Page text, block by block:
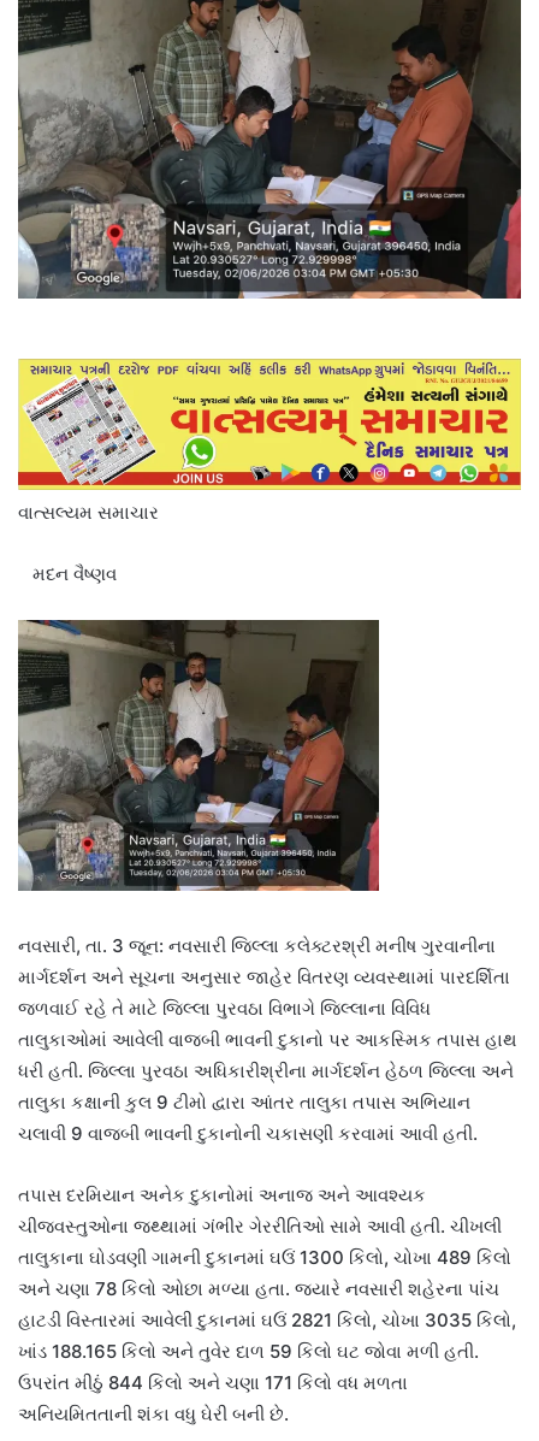
વાત્સલ્યમ સમાચાર
મદન વૈષ્ણવ
નવસારી, તા. 3 જૂન: નવસારી જિલ્લા કલેક્ટરશ્રી મનીષ ગુરવાનીના
માર્ગદર્શન અને સૂચના અનુસાર જાહેર વિતરણ વ્યવસ્થામાં પારદર્શિતા
જળવાઈ રહે તે માટે જિલ્લા પુરવઠા વિભાગે જિલ્લાના વિવિધ
તાલુકાઓમાં આવેલી વાજબી ભાવની દુકાનો પર આકસ્મિક તપાસ હાથ
ધરી હતી. જિલ્લા પુરવઠા અધિકારીશ્રીના માર્ગદર્શન હેઠળ જિલ્લા અને
તાલુકા કક્ષાની કુલ 9 ટીમો દ્વારા આંતર તાલુકા તપાસ અભિયાન
ચલાવી 9 વાજબી ભાવની દુકાનોની ચકાસણી કરવામાં આવી હતી.
તપાસ દરમિયાન અનેક દુકાનોમાં અનાજ અને આવશ્યક
ચીજવસ્તુઓના જથ્થામાં ગંભીર ગેરરીતિઓ સામે આવી હતી. ચીખલી
તાલુકાના ઘોડવણી ગામની દુકાનમાં ઘઉં 1300 કિલો, ચોખા 489 કિલો
અને ચણા 78 કિલો ઓછા મળ્યા હતા. જ્યારે નવસારી શહેરના પાંચ
હાટડી વિસ્તારમાં આવેલી દુકાનમાં ઘઉં 2821 કિલો, ચોખા 3035 કિલો,
ખાંડ 188.165 કિલો અને તુવેર દાળ 59 કિલો ઘટ જોવા મળી હતી.
ઉપરાંત મીઠું 844 કિલો અને ચણા 171 કિલો વધ મળતા
અનિયમિતતાની શંકા વધુ ઘેરી બની છે.